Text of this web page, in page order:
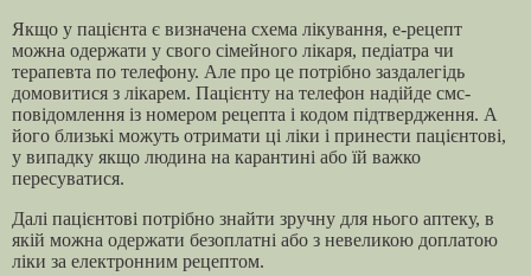
Якщо у пацієнта є визначена схема лікування, е-рецепт
можна одержати у свого сімейного лікаря, педіатра чи
терапевта по телефону. Але про це потрібно заздалегідь
домовитися з лікарем. Пацієнту на телефон надійде смс-
повідомлення із номером рецепта і кодом підтвердження. А
його близькі можуть отримати ці ліки і принести пацієнтові,
у випадку якщо людина на карантині або їй важко
пересуватися.
Далі пацієнтові потрібно знайти зручну для нього аптеку, в
якій можна одержати безоплатні або з невеликою доплатою
ліки за електронним рецептом.